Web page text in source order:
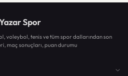
Spor
voleybol, tenis ve tüm spor dallarından son
maç sonuçları, puan durumu